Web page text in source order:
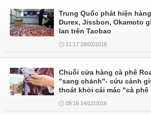
Trung Quốc phát hiện
Durex, Jissbon, Okamoto
lan trên Taobao
11:17 28/02/2018
Chuỗi cửa hàng cà phê
"sang chảnh"- cứu cánh
thoát khỏi cái mác "cà
09:16 14/12/2016